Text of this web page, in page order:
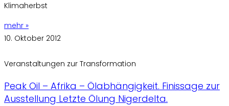
Klimaherbst
mehr »
10. Oktober 2012
Veranstaltungen zur Transformation
Peak Oil – Afrika – Ölabhängigkeit. Finissage zur
Ausstellung Letzte Ölung Nigerdelta.